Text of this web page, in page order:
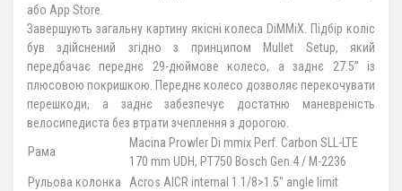
або App Store.
Завершують загальну картину якісні колеса DiMMiX. Підбір коліс
був здійснений згідно з принципом Mullet Setup, який
передбачає переднє 29-дюймове колесо, а заднє 27.5” із
плюсовою покришкою. Переднє колесо дозволяє перекочувати
перешкоди, а заднє забезпечує достатню маневреність
велосипедиста без втрати зчеплення з дорогою.
Рама
Macina Prowler Di mmix Perf. Carbon SLL-LTE
170 mm UDH, PT750 Bosch Gen.4 / M-2236
Рульова колонка
Acros AICR internal 1.1/8>1.5" angle limit